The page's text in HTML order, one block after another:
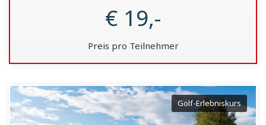
€ 19,-
Preis pro Teilnehmer
Golf-Erlebniskurs